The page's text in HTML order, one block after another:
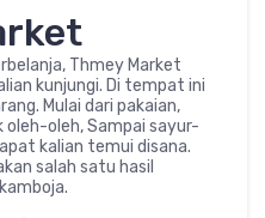
Thmey Market
kunjungi. Di tempat ini
Mulai dari pakaian,
oleh, Sampai sayur-
kalian temui disana.
salah satu hasil